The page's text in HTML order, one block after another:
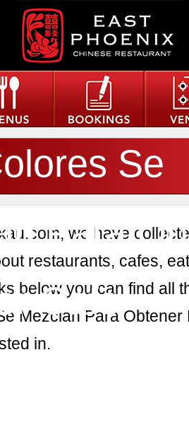
Se
Para
Cafe
we have
restaurants, cafes,
below you can find all
Mezclan Para Obtener
in.